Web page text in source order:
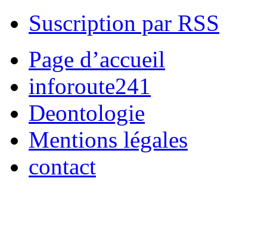
Suscription par RSS
Page d’accueil
inforoute241
Deontologie
Mentions légales
contact